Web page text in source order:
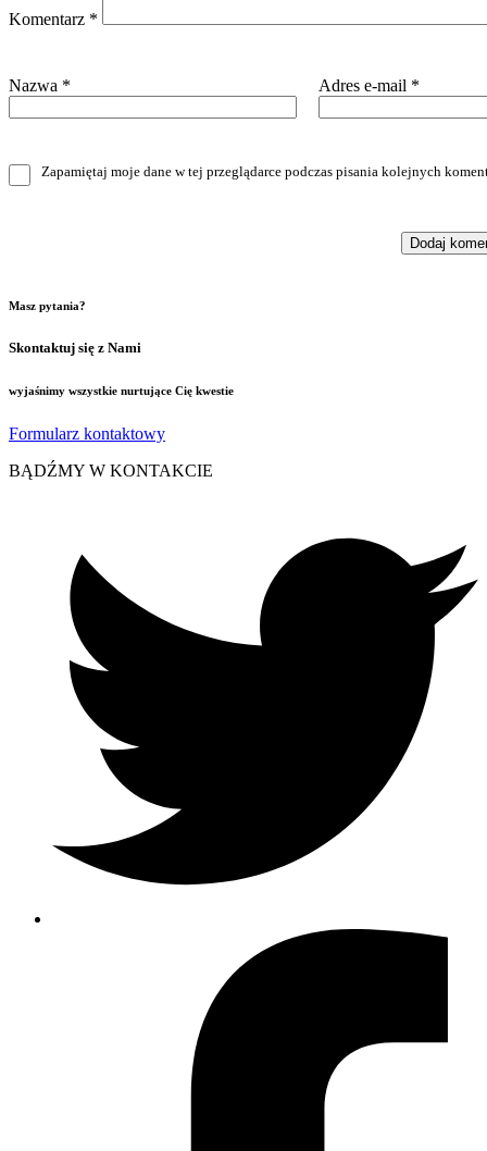
Komentarz *
Nazwa * Adres e-mail *
Zapamiętaj moje dane w tej przeglądarce podczas pisania kolejnych
Masz pytania?
Skontaktuj się z Nami
wyjaśnimy wszystkie nurtujące Cię kwestie
Formularz kontaktowy
BĄDŹMY W KONTAKCIE